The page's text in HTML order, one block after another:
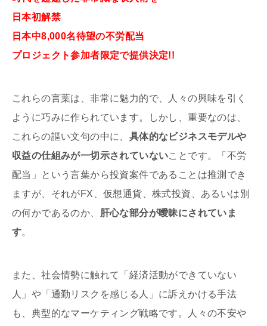
日本初解禁
日本中8,000名待望の不労配当
プロジェクト参加者限定で提供決定!!
これらの言葉は、非常に魅力的で、人々の興味を引く
ように巧みに作られています。しかし、重要なのは、
これらの謳い文句の中に、 具体的なビジネスモデルや
収益の仕組みが一切示されていないことです。「不労
配当」という言葉から投資案件であることは推測でき
ますが、それがFX、仮想通貨、株式投資、あるいは別
の何かであるのか、 肝心な部分が曖昧にされていま
す。
また、社会情勢に触れて「経済活動ができていない
人」や「通勤リスクを感じる人」に訴えかける手法
も、典型的なマーケティング戦略です。人々の不安や